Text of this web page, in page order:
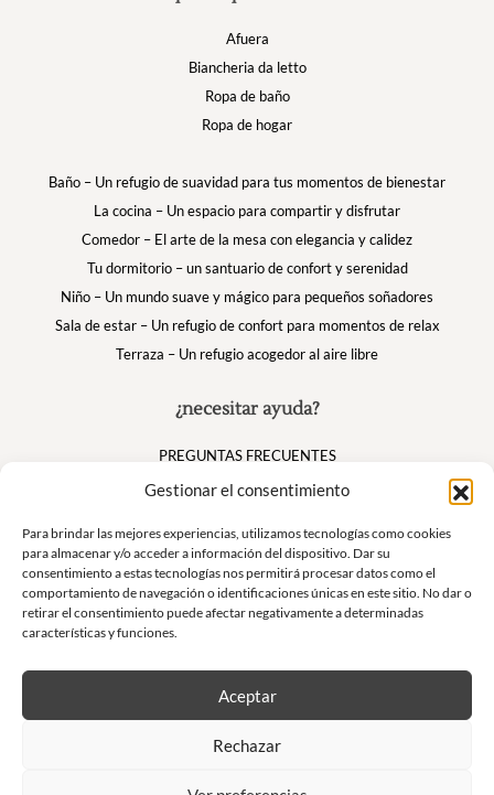
Gestionar el consentimiento
Para brindar las mejores experiencias, utilizamos tecnologías como cookies
para almacenar y/o acceder a información del dispositivo. Dar su
consentimiento a estas tecnologías nos permitirá procesar datos como el
comportamiento de navegación o identificaciones únicas en este sitio. No dar o
retirar el consentimiento puede afectar negativamente a determinadas
características y funciones.
Aceptar
Rechazar
¿necesitar ayuda?
PREGUNTAS FRECUENTES
Mi cuenta
Suivez nous
Afuera
Biancheria da letto
Ropa de baño
Ropa de hogar
Baño – Un refugio de suavidad para tus momentos de bienestar
La cocina – Un espacio para compartir y disfrutar
Comedor – El arte de la mesa con elegancia y calidez
Tu dormitorio – un santuario de confort y serenidad
Niño – Un mundo suave y mágico para pequeños soñadores
Sala de estar – Un refugio de confort para momentos de relax
Terraza – Un refugio acogedor al aire libre
Boletín
No se pierda nuestras ofertas exclusivas y nuestras ventas privadas